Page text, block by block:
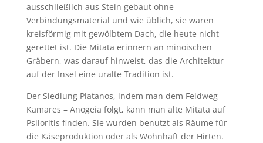
ausschließlich aus Stein gebaut ohne
Verbindungsmaterial und wie üblich, sie waren
kreisförmig mit gewölbtem Dach, die heute nicht
gerettet ist. Die Mitata erinnern an minoischen
Gräbern, was darauf hinweist, das die Architektur
auf der Insel eine uralte Tradition ist.
Der Siedlung Platanos, indem man dem Feldweg
Kamares – Anogeia folgt, kann man alte Mitata auf
Psiloritis finden. Sie wurden benutzt als Räume für
die Käseproduktion oder als Wohnhaft der Hirten.